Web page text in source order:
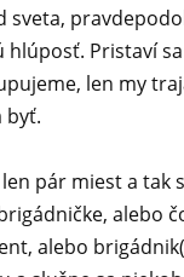
hlúposť. Pristaví
len my
byť.
pár miest a
alebo
alebo